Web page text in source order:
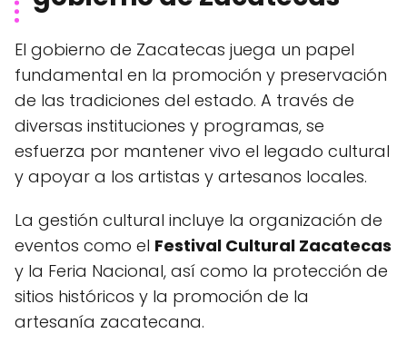
El gobierno de Zacatecas juega un papel
fundamental en la promoción y preservación
de las tradiciones del estado. A través de
diversas instituciones y programas, se
esfuerza por mantener vivo el legado cultural
y apoyar a los artistas y artesanos locales.
La gestión cultural incluye la organización de
eventos como el Festival Cultural Zacatecas
y la Feria Nacional, así como la protección de
sitios históricos y la promoción de la
artesanía zacatecana.